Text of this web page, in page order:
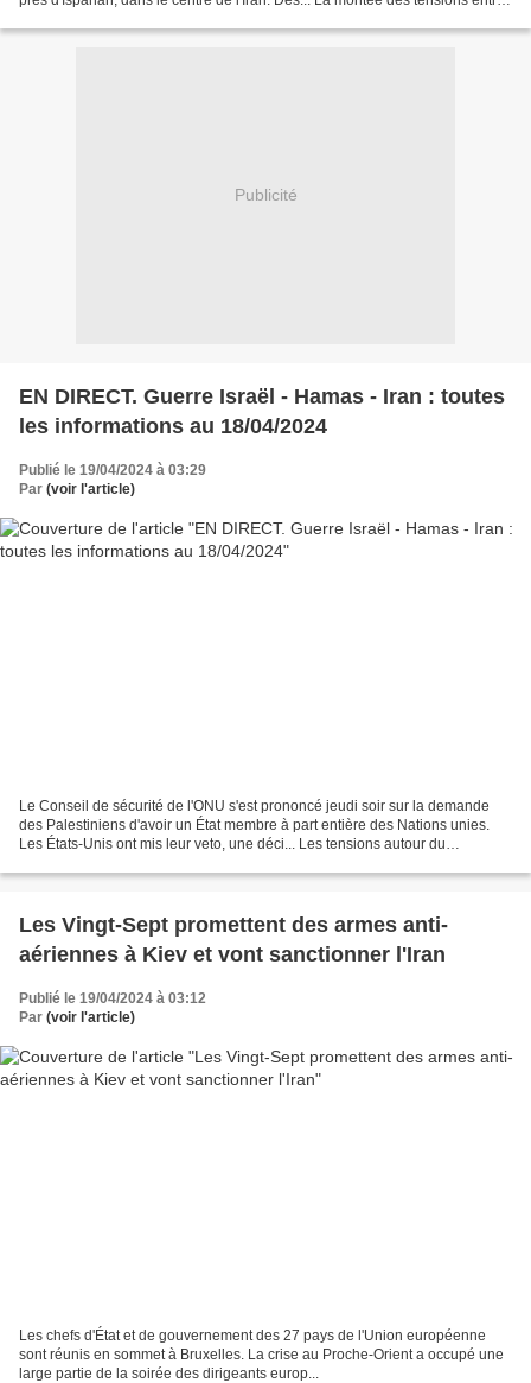
Publicité
EN DIRECT. Guerre Israël - Hamas - Iran : toutes
les informations au 18/04/2024
Publié le 19/04/2024 à 03:29
Par (voir l'article)
Le Conseil de sécurité de l'ONU s'est prononcé jeudi soir sur la demande
des Palestiniens d'avoir un État membre à part entière des Nations unies.
Les États-Unis ont mis leur veto, une déci... Les tensions autour du
Les Vingt-Sept promettent des armes anti-
aériennes à Kiev et vont sanctionner l'Iran
Publié le 19/04/2024 à 03:12
Par (voir l'article)
Les chefs d'État et de gouvernement des 27 pays de l'Union européenne
sont réunis en sommet à Bruxelles. La crise au Proche-Orient a occupé une
large partie de la soirée des dirigeants europ...